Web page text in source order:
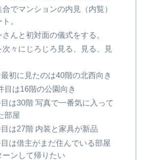
でマンションの内見（内覧）
。
さんと初対面の儀式をする。
次々にじろじろ見る、見る、見
初に見たのは40階の北西向き
目は16階の公園向き
は30階 写真で一番気に入って
部屋
は27階 内装と家具が新品
は借主がまだ住んでいる部屋
ーンして帰りたい